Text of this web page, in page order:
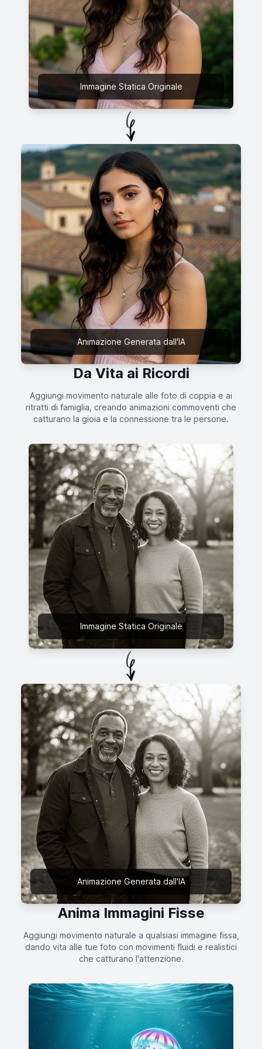
Immagine Statica Originale
Animazione Generata dall'IA
Da Vita ai Ricordi
Aggiungi movimento naturale alle foto di coppia e ai
ritratti di famiglia, creando animazioni commoventi che
catturano la gioia e la connessione tra le persone.
Immagine Statica Originale
Animazione Generata dall'IA
Anima Immagini Fisse
Aggiungi movimento naturale a qualsiasi immagine fissa,
dando vita alle tue foto con movimenti fluidi e realistici
che catturano l'attenzione.